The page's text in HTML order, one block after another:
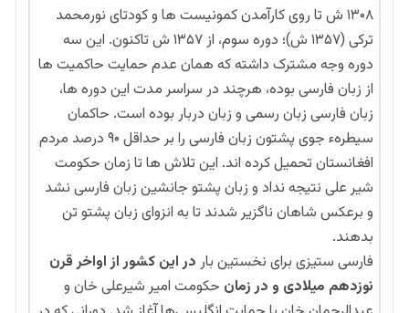
۱۳۰۸ ش تا روی کارآمدن کمونیست ها و کودتای نورمحمد
ترکی (۱۳۵۷ ش)؛ دوره سوم، از ۱۳۵۷ ش تاکنون. این سه
دوره وجه مشترک داشته که همان عدم حمایت حاکمیت ها
از زبان فارسی بوده، هرچند در سراسر مدت این دوره ها،
زبان فارسی زبان رسمی و زبان دربار بوده است. حاکمان
سیطرهء جوی پشتون زبان فارسی را بر حداقل ۹۰ درصد مردم
افغانستان تحمیل کرده اند. این تلاش ها تا زمان حکومت
شیر علی نتیجه نداد و زبان پشتو جانشین زبان فارسی نشد
و برعکس شاهان ناگزیر شدند تا به انزوای زبان پشتو تن
بدهند.
فارسی ستیزی برای نخستین بار در این کشور از اواخر قرن
نوزدهم میلادی و در زمان حکومت امیر شیرعلی خان و